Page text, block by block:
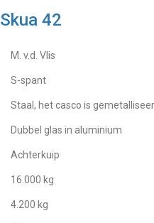
Skua 42
M. v.d. Vlis
S-spant
Staal, het casco is
Dubbel glas in aluminium
Achterkuip
16.000 kg
4.200 kg